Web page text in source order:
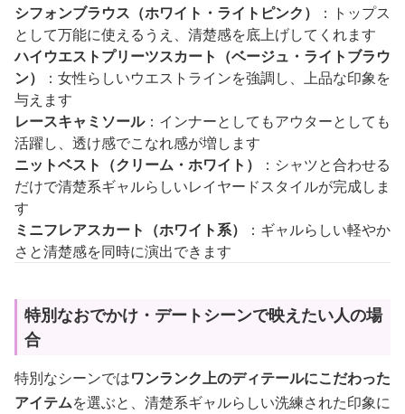
シフォンブラウス（ホワイト・ライトピンク）
：トップス
として万能に使えるうえ、清楚感を底上げしてくれます
ハイウエストプリーツスカート（ベージュ・ライトブラウ
ン）
：女性らしいウエストラインを強調し、上品な印象を
与えます
レースキャミソール：インナーとしてもアウターとしても
活躍し、透け感でこなれ感が増します
ニットベスト（クリーム・ホワイト）
：シャツと合わせる
だけで清楚系ギャルらしいレイヤードスタイルが完成しま
す
ミニフレアスカート（ホワイト系）
：ギャルらしい軽やか
さと清楚感を同時に演出できます
特別なおでかけ・デートシーンで映えたい人の場
合
特別なシーンではワンランク上のディテールにこだわった
アイテムを選ぶと、清楚系ギャルらしい洗練された印象に